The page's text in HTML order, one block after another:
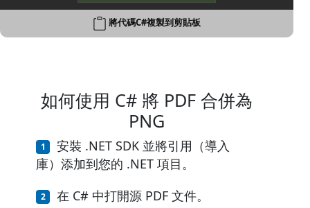
將代碼C#複製到剪貼板
如何使用 C# 將 PDF 合併為
PNG
安裝 .NET SDK 並將引用（導入
庫）添加到您的 .NET 項目。
在 C# 中打開源 PDF 文件。